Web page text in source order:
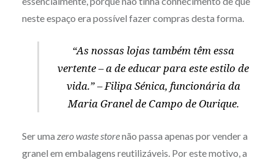
neste espaço era possível fazer compras desta forma.
“As nossas lojas também têm essa
vertente – a de educar para este estilo de
vida.”– Filipa Sénica, funcionária da
Maria Granel de Campo de Ourique.
Ser uma zero waste storenão passa apenas por vender a
granel em embalagens reutilizáveis. Por este motivo, a